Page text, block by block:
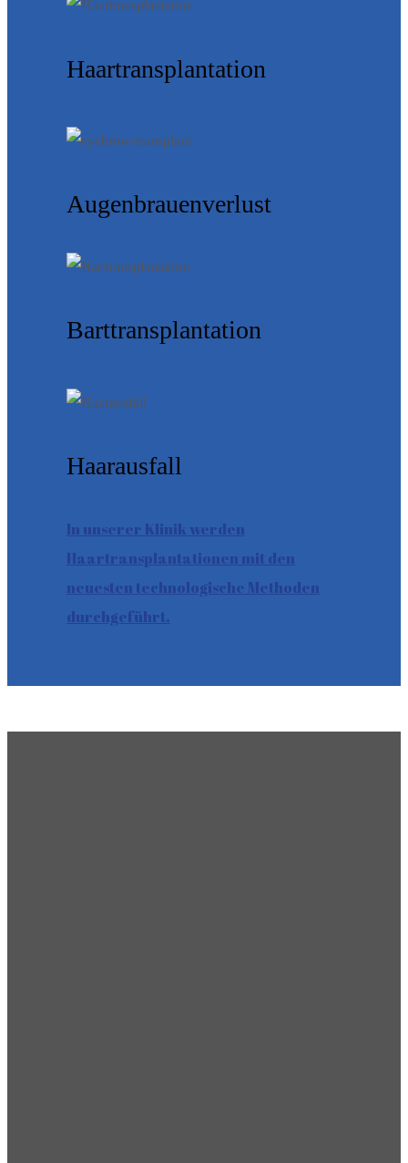
Haartransplantation
Augenbrauenverlust
Barttransplantation
Haarausfall
In unserer Klinik werden
Haartransplantationen mit den
neuesten technologische Methoden
durchgeführt.